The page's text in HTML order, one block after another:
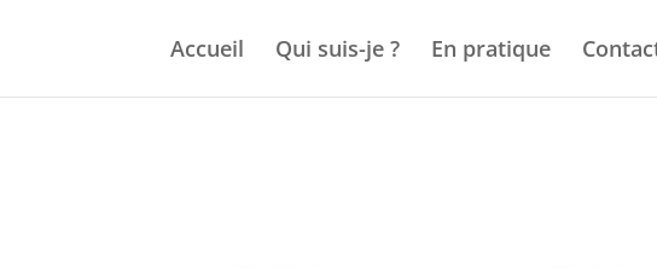
Accueil Qui suis-je ? En pratique